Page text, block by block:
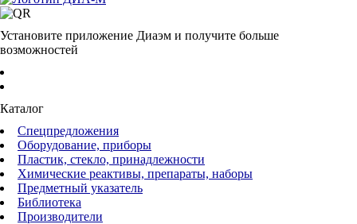
Установите приложение Диаэм и получите больше
возможностей
Каталог
Спецпредложения
Оборудование, приборы
Пластик, стекло, принадлежности
Химические реактивы, препараты, наборы
Предметный указатель
Библиотека
Производители